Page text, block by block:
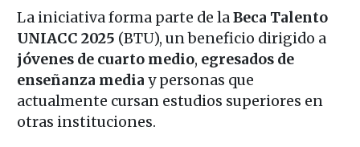
La iniciativa forma parte de laBeca Talento
UNIACC 2025 (BTU), un beneficio dirigido a
jóvenes de cuarto medio, egresados de
enseñanza media y personas que
actualmente cursan estudios superiores en
otras instituciones.